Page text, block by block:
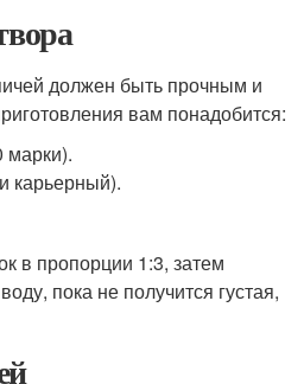
должен быть прочным и
вам понадобится:
марки).
карьерный).
в пропорции 1:3, затем
пока не получится густая,